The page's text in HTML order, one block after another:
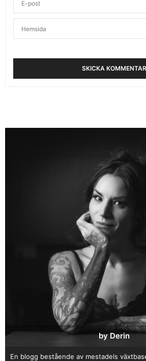
våfflor. Ska definitivt testa
by Derin
En blogg bestående av mestadels